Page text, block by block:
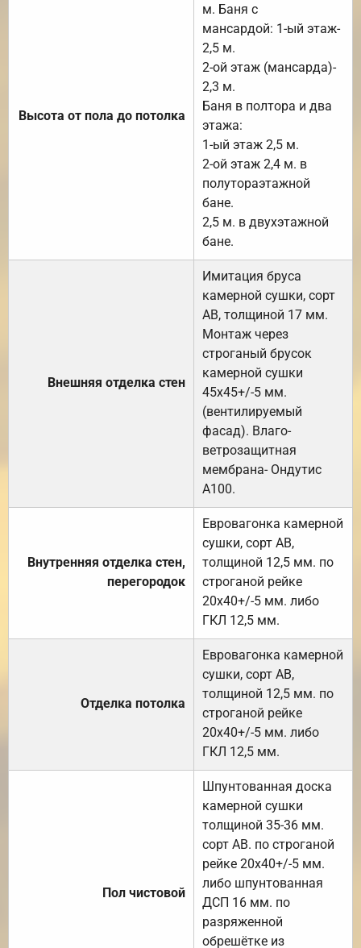
Высота от пола до потолка
м. Баня с
мансардой: 1-ый этаж-
2,5 м.
2-ой этаж (мансарда)-
2,3 м.
Баня в полтора и два
этажа:
1-ый этаж 2,5 м.
2-ой этаж 2,4 м. в
полутораэтажной
бане.
2,5 м. в двухэтажной
бане.
Внешняя отделка стен
Имитация бруса
камерной сушки, сорт
АВ, толщиной 17 мм.
Монтаж через
строганый брусок
камерной сушки
45х45+/-5 мм.
(вентилируемый
фасад). Влаго-
ветрозащитная
мембрана- Ондутис
А100.
Внутренняя отделка стен,
перегородок
Евровагонка камерной
сушки, сорт АВ,
толщиной 12,5 мм. по
строганой рейке
20х40+/-5 мм. либо
ГКЛ 12,5 мм.
Отделка потолка
Евровагонка камерной
сушки, сорт АВ,
толщиной 12,5 мм. по
строганой рейке
20х40+/-5 мм. либо
ГКЛ 12,5 мм.
Пол чистовой
Шпунтованная доска
камерной сушки
толщиной 35-36 мм.
сорт АВ. по строганой
рейке 20х40+/-5 мм.
либо шпунтованная
ДСП 16 мм. по
разряженной
обрешётке из